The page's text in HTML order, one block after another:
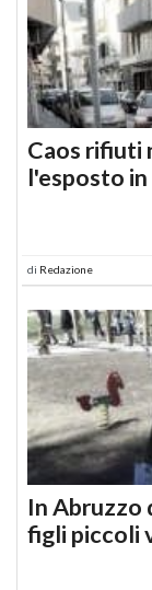
Caos rifiuti
l'esposto
di Redazione
In Abruzzo
figli piccoli